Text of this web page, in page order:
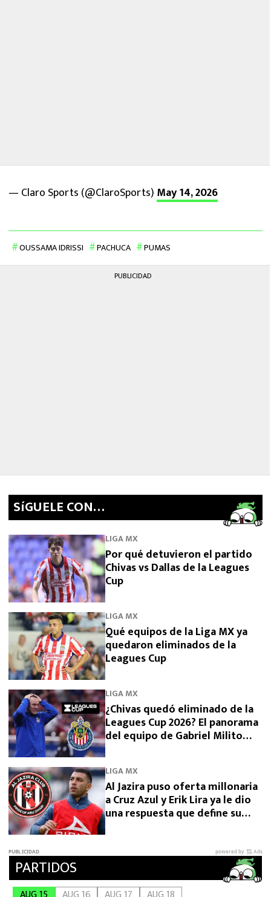
— Claro Sports (@ClaroSports) May 14, 2026
OUSSAMA IDRISSI PACHUCA PUMAS
PUBLICIDAD
SíGUELE CON…
LIGA MX
Por qué detuvieron el partido
Chivas vs Dallas de la Leagues
Cup
LIGA MX
Qué equipos de la Liga MX ya
quedaron eliminados de la
Leagues Cup
LIGA MX
¿Chivas quedó eliminado de la
Leagues Cup 2026? El panorama
del equipo de Gabriel Milito
LIGA MX
Al Jazira puso oferta millonaria
a Cruz Azul y Erik Lira ya le dio
una respuesta que define su